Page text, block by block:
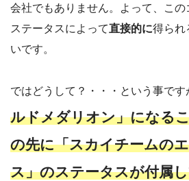
会社でもありません。よって、こ
ステータスによって直接的に得られ
いです。
ではどうして？・・・という事です
ルドメダリオン」になる
の先に「スカイチームの
ス」のステータスが付属